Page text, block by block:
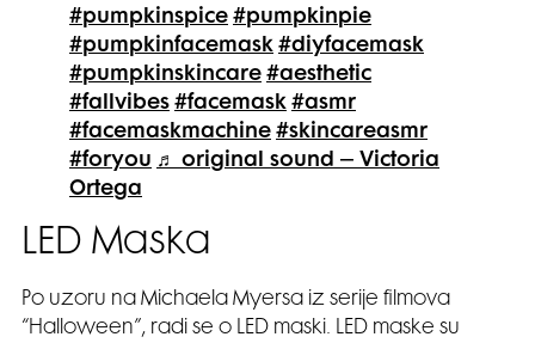
#pumpkinspice #pumpkinpie
#pumpkinfacemask #diyfacemask
#pumpkinskincare #aesthetic
#fallvibes #facemask #asmr
#facemaskmachine #skincareasmr
#foryou ♬ original sound – Victoria
Ortega
LED Maska
Po uzoru na Michaela Myersa iz serije filmova
“Halloween”, radi se o LED maski. LED maske su